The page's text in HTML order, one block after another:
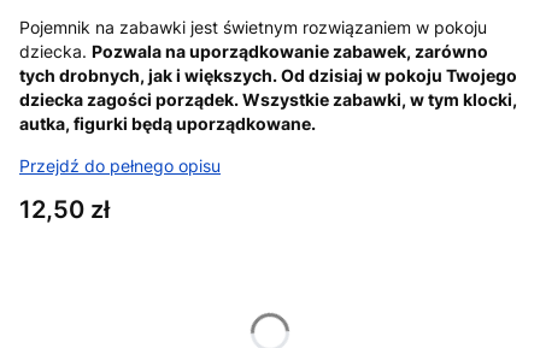
Pojemnik na zabawki jest świetnym rozwiązaniem w pokoju
dziecka. Pozwala na uporządkowanie zabawek, zarówno
tych drobnych, jak i większych. Od dzisiaj w pokoju Twojego
dziecka zagości porządek. Wszystkie zabawki, w tym klocki,
autka, figurki będą uporządkowane.
Przejdź do pełnego opisu
Cena
12,50 zł
Poszczególne warianty mogą różnić się ceną